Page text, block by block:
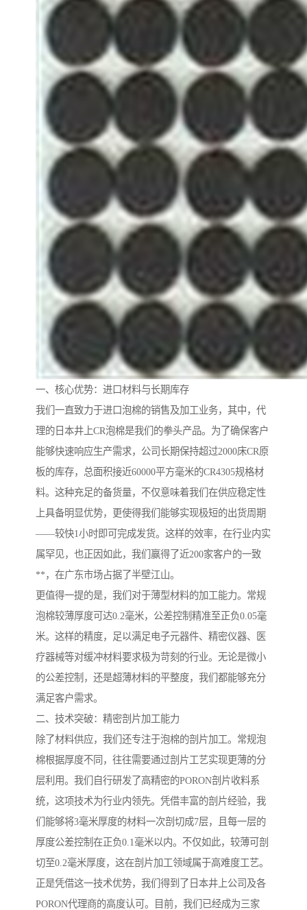
一、核心优势：进口材料与长期库存
我们一直致力于进口泡棉的销售及加工业务，其中，代
理的日本井上CR泡棉是我们的拳头产品。为了确保客户
能够快速响应生产需求，公司长期保持超过2000床CR原
板的库存，总面积接近60000平方毫米的CR4305规格材
料。这种充足的备货量，不仅意味着我们在供应稳定性
上具备明显优势，更使得我们能够实现极短的出货周期
——较快1小时即可完成发货。这样的效率，在行业内实
属罕见，也正因如此，我们赢得了近200家客户的一致
**，在广东市场占据了半壁江山。
更值得一提的是，我们对于薄型材料的加工能力。常规
泡棉较薄厚度可达0.2毫米，公差控制精准至正负0.05毫
米。这样的精度，足以满足电子元器件、精密仪器、医
疗器械等对缓冲材料要求极为苛刻的行业。无论是微小
的公差控制，还是超薄材料的平整度，我们都能够充分
满足客户需求。
二、技术突破：精密剖片加工能力
除了材料供应，我们还专注于泡棉的剖片加工。常规泡
棉根据厚度不同，往往需要通过剖片工艺实现更薄的分
层利用。我们自行研发了高精密的PORON剖片收料系
统，这项技术为行业内领先。凭借丰富的剖片经验，我
们能够将3毫米厚度的材料一次剖切成7层，且每一层的
厚度公差控制在正负0.1毫米以内。不仅如此，较薄可剖
切至0.2毫米厚度，这在剖片加工领域属于高难度工艺。
正是凭借这一技术优势，我们得到了日本井上公司及各
PORON代理商的高度认可。目前，我们已经成为三家